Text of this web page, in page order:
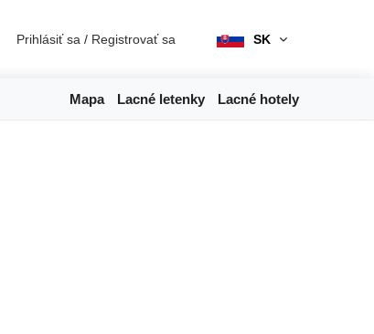
Prihlásiť sa / Registrovať sa SK
Mapa Lacné letenky Lacné hotely